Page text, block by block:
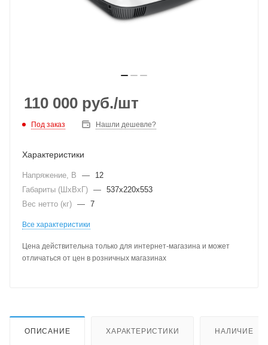
110 000 руб./шт
Под заказ Нашли дешевле?
Характеристики
Напряжение, В —
12
Габариты (ШхВхГ) — 537х220х553
Вес нетто (кг) — 7
Все характеристики
Цена действительна только для интернет-магазина и может
отличаться от цен в розничных магазинах
ОПИСАНИЕ ХАРАКТЕРИСТИКИ НАЛИЧИЕ